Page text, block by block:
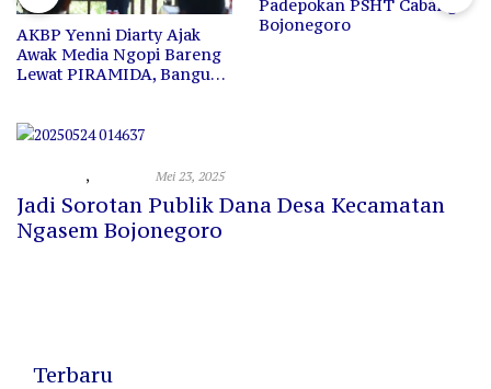
Padepokan PSHT Cabang
Bojonegoro
Sejarah Sebagai
Pertama Perempuan
, Mei 23, 2025
Jadi Sorotan Publik Dana Desa Kecamatan
Ngasem Bojonegoro
Terbaru